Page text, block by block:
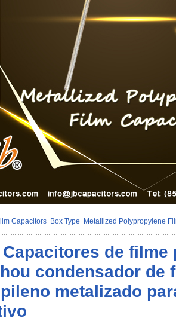
Capacitors Box Type
Metallized Polypropylene
Capacitores de filme
condensador de
metalizado